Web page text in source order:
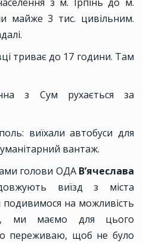
з м. Ірпінь до м.
майже 3 тис. цивільним.
триває до 17 години. Там
з Сум рухається за
виїхали автобуси для
вантаж.
голови ОДА В’ячеслава
виїзд з міста
на можливість
ми маємо для цього
переживаю, щоб не було